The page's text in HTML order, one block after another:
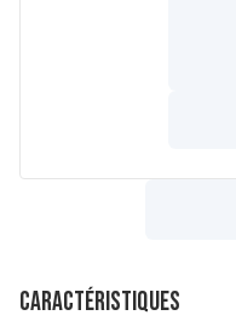
Caractéristiques